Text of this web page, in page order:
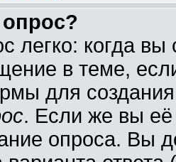
опрос?
легко: когда
в теме,
для
. Если же вы её
опроса. Вы